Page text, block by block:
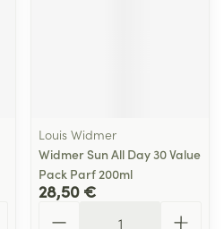
Louis Widmer
Widmer Sun All Day 30 Value
Pack Parf 200ml
28,50 €